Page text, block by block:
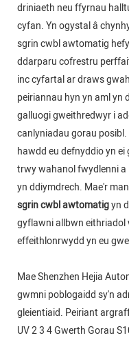
driniaeth neu ffyrnau
cyfan. Yn ogystal â
sgrin cwbl awtomatig
ddarparu cofrestru
inc cyfartal ar draws
peiriannau hyn yn aml yn
galluogi gweithredwyr i
canlyniadau gorau
hawdd eu defnyddio yn
trwy wahanol fwydlenni
yn ddiymdrech. Mae'r
sgrin cwbl awtomatigyn
gyflawni allbwn
effeithlonrwydd yn eu
Mae Shenzhen Hejia
gwmni poblogaidd sy'n
gleientiaid. Peiriant
UV 2 3 4 Gwerth Gorau